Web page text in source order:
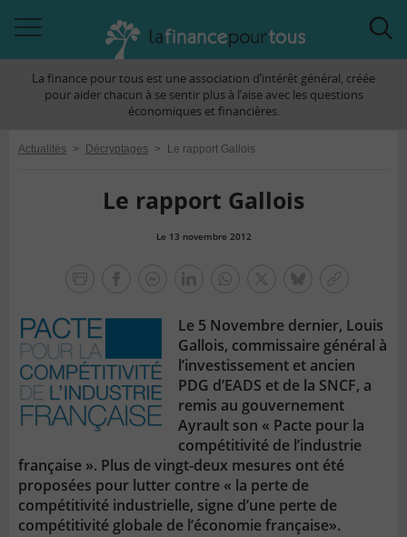
àLa finance pour tous est une association d’intérêt général, créée
pour aider chacun à se sentir plus à l’aise avec les questions
économiques et financières.
Actualités > Décryptages > Le rapport Gallois
Le rapport Gallois
Le 13 novembre 2012
lien
Le 5 Novembre dernier, Louis
Gallois, commissaire général à
l’investissement et ancien
PDG d’EADS et de la SNCF, a
remis au gouvernement
Ayrault son « Pacte pour la
compétitivité de l’industrie
française ». Plus de vingt-deux mesures ont été
proposées pour lutter contre « la perte de
compétitivité industrielle, signe d’une perte de
compétitivité globale de l’économie française».